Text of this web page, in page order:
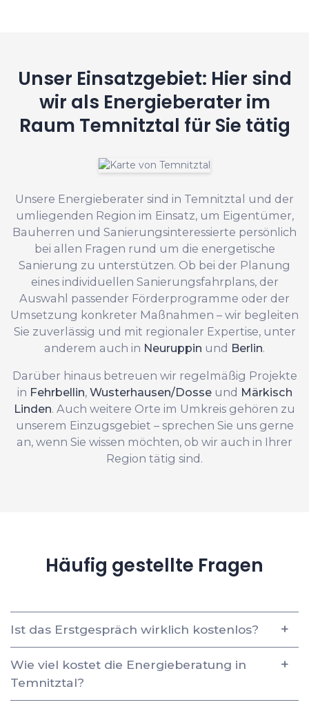
Unser Einsatzgebiet: Hier sind
wir als Energieberater im
Raum Temnitztal für Sie tätig
Unsere Energieberater sind in Temnitztal und der
umliegenden Region im Einsatz, um Eigentümer,
Bauherren und Sanierungsinteressierte persönlich
bei allen Fragen rund um die energetische
Sanierung zu unterstützen. Ob bei der Planung
eines individuellen Sanierungsfahrplans, der
Auswahl passender Förderprogramme oder der
Umsetzung konkreter Maßnahmen – wir begleiten
Sie zuverlässig und mit regionaler Expertise, unter
anderem auch in Neuruppin und Berlin.
Darüber hinaus betreuen wir regelmäßig Projekte
in Fehrbellin, Wusterhausen/Dosseund Märkisch
Linden. Auch weitere Orte im Umkreis gehören zu
unserem Einzugsgebiet – sprechen Sie uns gerne
an, wenn Sie wissen möchten, ob wir auch in Ihrer
Region tätig sind.
Häufig gestellte Fragen
Ist das Erstgespräch wirklich kostenlos?
Wie viel kostet die Energieberatung in
Temnitztal?